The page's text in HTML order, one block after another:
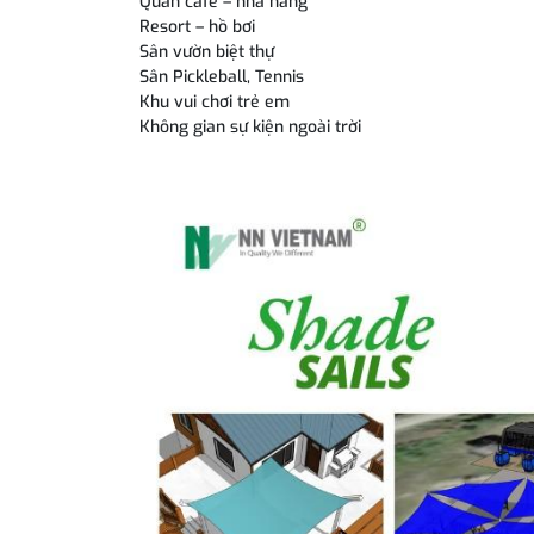
Resort – hồ bơi
Sân vườn biệt thự
Sân Pickleball, Tennis
Khu vui chơi trẻ em
Không gian sự kiện ngoài trời